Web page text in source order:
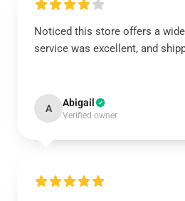
Noticed this store offers a
service was excellent, and
A Abigail
Verified owner